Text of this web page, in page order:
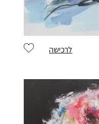
לרכישה